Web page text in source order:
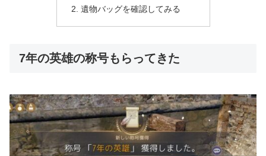
遺物バッグを確認してみる
7年の英雄の称号もらってきた